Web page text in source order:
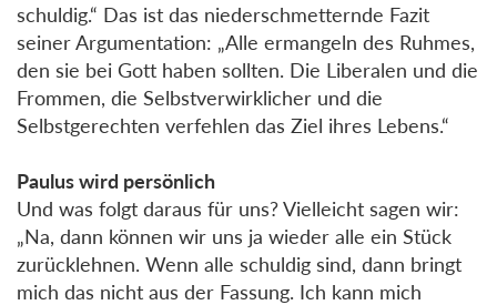
schuldig.“ Das ist das niederschmetternde Fazit
seiner Argumentation: „Alle ermangeln des Ruhmes,
den sie bei Gott haben sollten. Die Liberalen und die
Frommen, die Selbstverwirklicher und die
Selbstgerechten verfehlen das Ziel ihres Lebens.“
Paulus wird persönlich
Und was folgt daraus für uns? Vielleicht sagen wir:
„Na, dann können wir uns ja wieder alle ein Stück
zurücklehnen. Wenn alle schuldig sind, dann bringt
mich das nicht aus der Fassung. Ich kann mich